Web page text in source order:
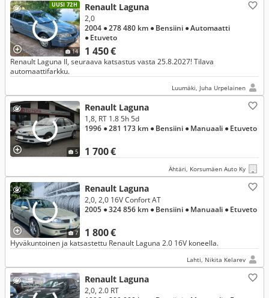
UUSI 72H
14
Renault Laguna
1 450 €
2,0
2004 ● 278 480 km ● Bensiini ● Automaatti
● Etuveto
Renault Laguna II, seuraava katsastus vasta 25.8.2027! Tilava
automaattifarkku.
Luumäki, Juha Urpelainen
5
Renault Laguna
1 700 €
1,8, RT 1.8 5h 5d
1996 ● 281 173 km ● Bensiini ● Manuaali ● Etuveto
Ähtäri, Korsumäen Auto Ky
7
Renault Laguna
1 800 €
2,0, 2,0 16V Confort AT
2005 ● 324 856 km ● Bensiini ● Manuaali ● Etuveto
Hyväkuntoinen ja katsastettu Renault Laguna 2.0 16V koneella.
Lahti, Nikita Kelarev
Renault Laguna
2,0, 2.0 RT